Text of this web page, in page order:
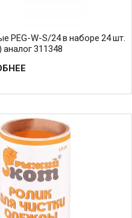
PEG-W-S/24 в наборе 24 шт.
311348